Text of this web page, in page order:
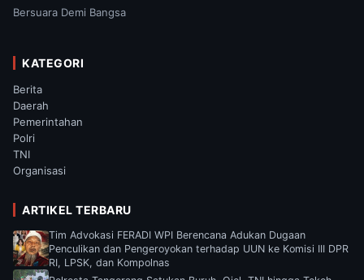
Bersuara Demi Bangsa
KATEGORI
Berita
Daerah
Pemerintahan
Polri
TNI
Organisasi
ARTIKEL TERBARU
Tim Advokasi FERADI WPI Berencana Adukan Dugaan
Penculikan dan Pengeroyokan terhadap UUN ke Komisi III DPR
RI, LPSK, dan Kompolnas